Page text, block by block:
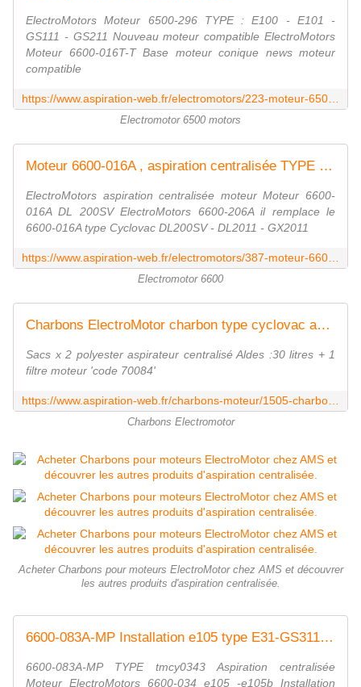
ElectroMotors Moteur 6500-296 TYPE : E100 - E101 -
GS111 - GS211 Nouveau moteur compatible ElectroMotors
Moteur 6600-016T-T Base moteur conique news moteur
compatible
Electromotor 6500 motors
Moteur 6600-016A , aspiration centralisée TYPE DL 200SV ElectroMotors
ElectroMotors aspiration centralisée moteur Moteur 6600-
016A DL 200SV ElectroMotors 6600-206A il remplace le
6600-016A type Cyclovac DL200SV - DL2011 - GX2011
Electromotor 6600
Charbons ElectroMotor charbon type cyclovac avec moteur electromotor
Sacs x 2 polyester aspirateur centralisé Aldes :30 litres + 1
filtre moteur 'code 70084'
Charbons Electromotor
Acheter Charbons pour moteurs ElectroMotor chez AMS et découvrer
les autres produits d'aspiration centralisée.
6600-083A-MP Installation e105 type E31-GS311- GX311 ElectroMotors
6600-083A-MP TYPE tmcy0343 Aspiration centralisée
Moteur ElectroMotors 6600-034 e105 -e105b Installation